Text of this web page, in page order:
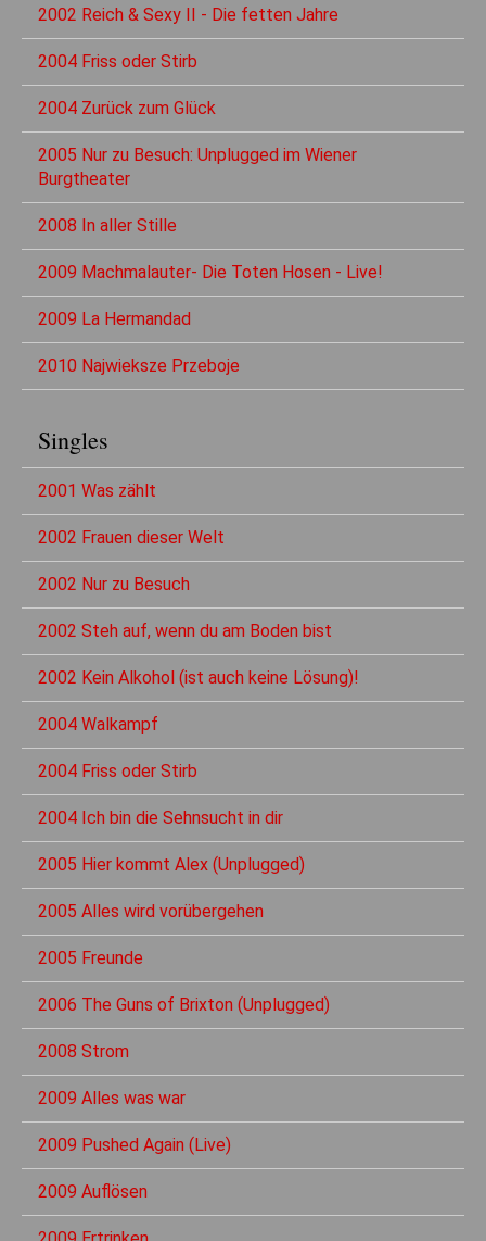
2002 Reich & Sexy II - Die fetten Jahre
2004 Friss oder Stirb
2004 Zurück zum Glück
2005 Nur zu Besuch: Unplugged im Wiener
Burgtheater
2008 In aller Stille
2009 Machmalauter- Die Toten Hosen - Live!
2009 La Hermandad
2010 Najwieksze Przeboje
Singles
2001 Was zählt
2002 Frauen dieser Welt
2002 Nur zu Besuch
2002 Steh auf, wenn du am Boden bist
2002 Kein Alkohol (ist auch keine Lösung)!
2004 Walkampf
2004 Friss oder Stirb
2004 Ich bin die Sehnsucht in dir
2005 Hier kommt Alex (Unplugged)
2005 Alles wird vorübergehen
2005 Freunde
2006 The Guns of Brixton (Unplugged)
2008 Strom
2009 Alles was war
2009 Pushed Again (Live)
2009 Auflösen